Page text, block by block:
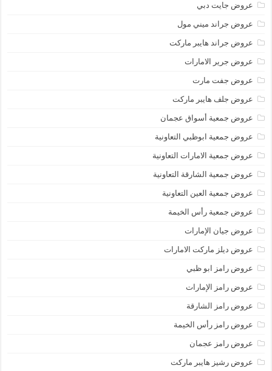
عروض جايت دبي
عروض جراند ميني مول
عروض جراند هايبر ماركت
عروض جرير الامارات
عروض جفت مارت
عروض جلف هايبر ماركت
عروض جمعية أسواق عجمان
عروض جمعية ابوظبي التعاونية
عروض جمعية الامارات التعاونية
عروض جمعية الشارقة التعاونية
عروض جمعية العين التعاونية
عروض جمعية رأس الخيمة
عروض جيان الإمارات
عروض ديلز ماركت الامارات
عروض رامز ابو ظبي
عروض رامز الإمارات
عروض رامز الشارقة
عروض رامز رأس الخيمة
عروض رامز عجمان
عروض رشيز هايبر ماركت